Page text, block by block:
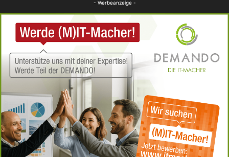
- Werbeanzeige -